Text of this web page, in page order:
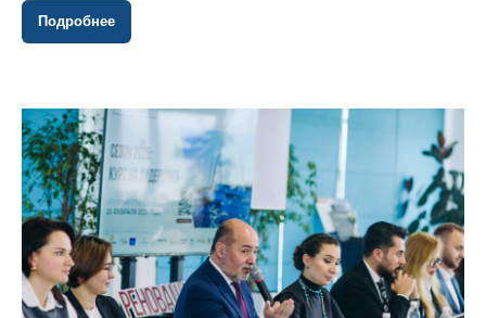
Подробнее